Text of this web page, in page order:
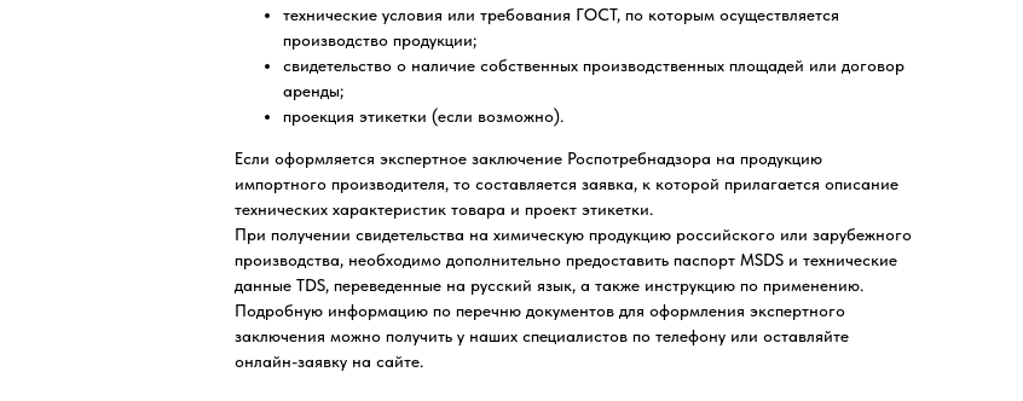
технические условия или требования ГОСТ, по которым осуществляется
производство продукции;
свидетельство о наличие собственных производственных площадей или договор
аренды;
проекция этикетки (если возможно).
Если оформляется экспертное заключение Роспотребнадзора на продукцию
импортного производителя, то составляется заявка, к которой прилагается описание
технических характеристик товара и проект этикетки.
При получении свидетельства на химическую продукцию российского или зарубежного
производства, необходимо дополнительно предоставить паспорт MSDS и технические
данные TDS, переведенные на русский язык, а также инструкцию по применению.
Подробную информацию по перечню документов для оформления экспертного
заключения можно получить у наших специалистов по телефону или оставляйте
онлайн-заявку на сайте.